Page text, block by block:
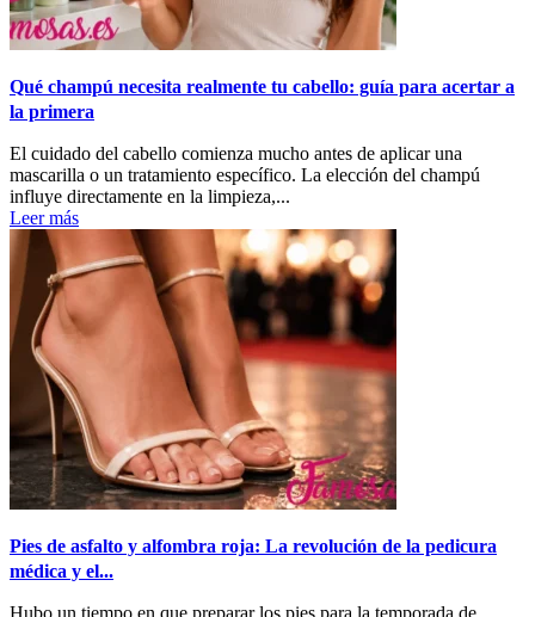
Qué champú necesita realmente tu cabello: guía para acertar a
la primera
El cuidado del cabello comienza mucho antes de aplicar una
mascarilla o un tratamiento específico. La elección del champú
influye directamente en la limpieza,...
Leer más
Pies de asfalto y alfombra roja: La revolución de la pedicura
médica y el...